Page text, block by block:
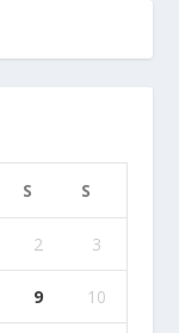
S S
2 3
9 10